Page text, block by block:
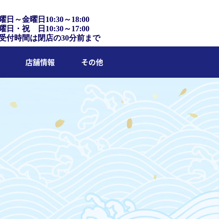
日～金曜日10:30～18:00
日・祝 日10:30～17:00
付時間は閉店の30分前まで
店舗情報 その他